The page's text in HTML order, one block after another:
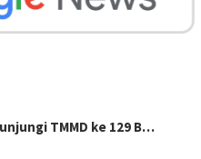
TMMD ke 129 B…